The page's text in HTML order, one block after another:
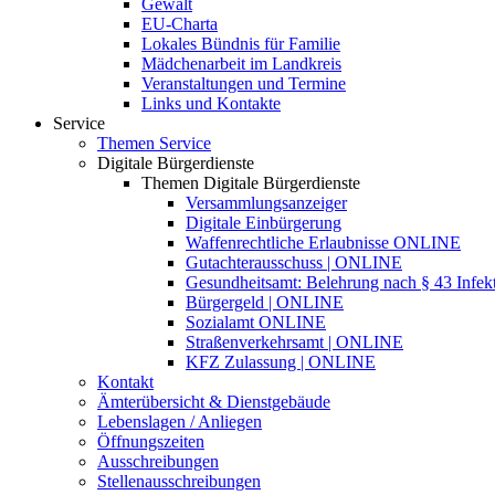
EU-Charta
Lokales Bündnis für Familie
Mädchenarbeit im Landkreis
Veranstaltungen und Termine
Links und Kontakte
Service
Themen Service
Digitale Bürgerdienste
Themen Digitale Bürgerdienste
Versammlungsanzeiger
Digitale Einbürgerung
Waffenrechtliche Erlaubnisse ONLINE
Gutachterausschuss | ONLINE
Gesundheitsamt: Belehrung nach § 43
Bürgergeld | ONLINE
Sozialamt ONLINE
Straßenverkehrsamt | ONLINE
KFZ Zulassung | ONLINE
Kontakt
Ämterübersicht & Dienstgebäude
Lebenslagen / Anliegen
Öffnungszeiten
Ausschreibungen
Stellenausschreibungen